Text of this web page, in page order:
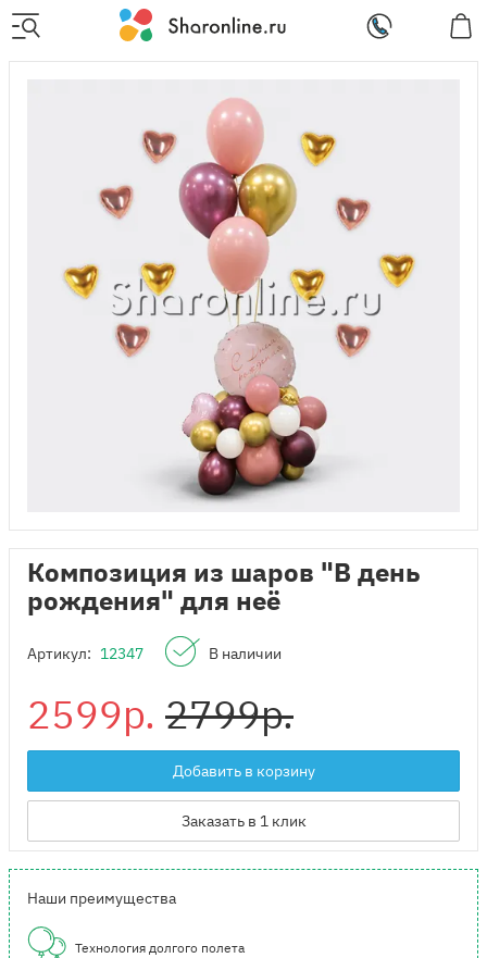
Композиция из шаров "В день
рождения" для неё
Артикул: 12347 В наличии
2599р. 2799р.
Добавить в корзину
Заказать в 1 клик
Наши преимущества
Технология долгого полета